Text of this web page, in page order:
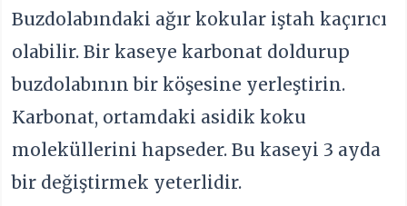
Buzdolabındaki ağır kokular iştah kaçırıcı
olabilir. Bir kaseye karbonat doldurup
buzdolabının bir köşesine yerleştirin.
Karbonat, ortamdaki asidik koku
moleküllerini hapseder. Bu kaseyi 3 ayda
bir değiştirmek yeterlidir.